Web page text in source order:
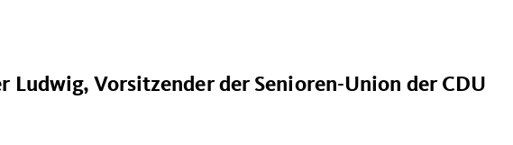
Ludwig, Vorsitzender der Senioren-Union der CDU